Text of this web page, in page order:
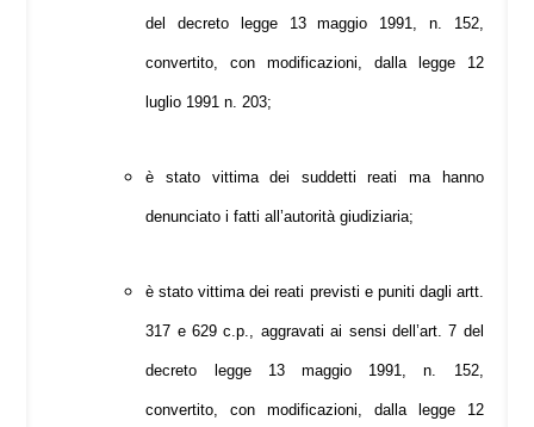
del decreto legge 13 maggio 1991, n. 152,
convertito, con modificazioni, dalla legge 12
luglio 1991 n. 203;
è stato vittima dei suddetti reati ma hanno
denunciato i fatti all’autorità giudiziaria;
è stato vittima dei reati previsti e puniti dagli artt.
317 e 629 c.p., aggravati ai sensi dell’art. 7 del
decreto legge 13 maggio 1991, n. 152,
convertito, con modificazioni, dalla legge 12